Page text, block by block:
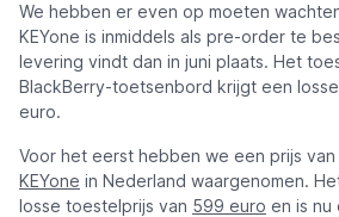
We hebben er even op moeten
KEYone is inmiddels als pre-order te
levering vindt dan in juni plaats. Het
BlackBerry-toetsenbord krijgt een
euro.
Voor het eerst hebben we een prijs van
KEYone in Nederland waargenomen.
losse toestelprijs van 599 euro en is nu